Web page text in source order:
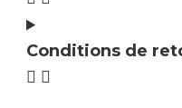
Conditions de